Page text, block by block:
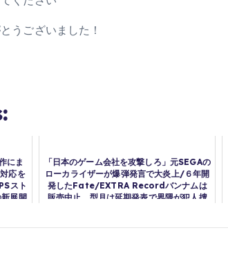
うございました！
にま
応を
スト
展開
「日本のゲーム会社を攻撃しろ」元SEGAの
ローカライザーが爆弾発言で大炎上/６年開
発したFate/EXTRA Recordバンナムは
販売中止、型月は延期発表で界隈が犯人捜